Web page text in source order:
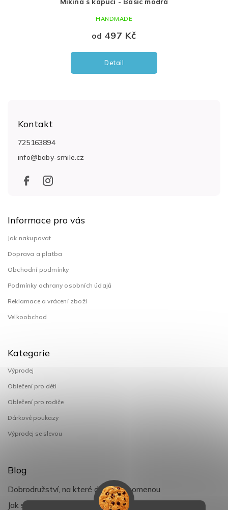
od 497 Kč
Detail
HANDMADE
Kontakt
info@baby-smile.cz
725163894
Informace pro vás
Jak nakupovat
Doprava a platba
Obchodní podmínky
Podmínky ochrany osobních údajů
Reklamace a vrácení zboží
Velkoobchod
Kategorie
Výprodej
Oblečení pro děti
Oblečení pro rodiče
Dárkové poukazy
Výprodej se slevou
Blog
Dobrodružství, na které děti nezapomenou
Jak si užít léto s dětmi naplno